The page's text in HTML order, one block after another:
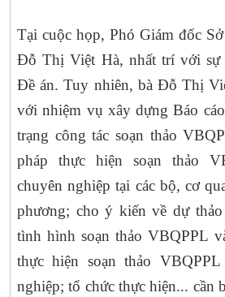
Tại cuộc họp, Phó Giám đốc
Đỗ Thị Việt Hà, nhất trí với sự
Đề án. Tuy nhiên, bà Đỗ Thị
với nhiệm vụ xây dựng Báo
trạng công tác soạn thảo
pháp thực hiện soạn thảo
chuyên nghiệp tại các bộ, cơ
phương; cho ý kiến về dự
tình hình soạn thảo VBQPPL
thực hiện soạn thảo
nghiệp; tổ chức thực hiện... cần